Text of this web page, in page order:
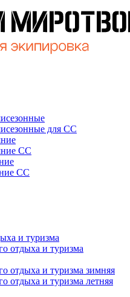
для СС
СС
СС
и туризма
отдыха и туризма
отдыха и туризма зимняя
отдыха и туризма летняя